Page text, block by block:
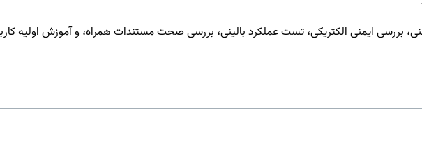
بررسی ایمنی الکتریکی، تست عملکرد بالینی، بررسی صحت مستندات همراه، و آموزش اولیه